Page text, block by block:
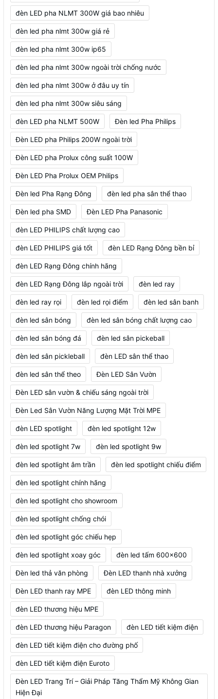
đèn LED pha NLMT 300W giá bao nhiêu
đèn led pha nlmt 300w giá rẻ
đèn led pha nlmt 300w ip65
đèn led pha nlmt 300w ngoài trời chống nước
đèn led pha nlmt 300w ở đâu uy tín
đèn led pha nlmt 300w siêu sáng
đèn LED pha NLMT 500W Đèn led Pha Philips
Đèn LED pha Philips 200W ngoài trời
Đèn LED pha Prolux công suất 100W
Đèn LED Pha Prolux OEM Philips
Đèn led Pha Rạng Đông đèn led pha sân thể thao
Đèn led pha SMD Đèn LED Pha Panasonic
đèn LED PHILIPS chất lượng cao
đèn LED PHILIPS giá tốt đèn LED Rạng Đông bền bỉ
đèn LED Rạng Đông chính hãng
đèn LED Rạng Đông lắp ngoài trời đèn led ray
đèn led ray rọi đèn led rọi điểm đèn led sân banh
đèn led sân bóng đèn led sân bóng chất lượng cao
đèn led sân bóng đá đèn led sân pickeball
đèn led sân pickleball đèn LED sân thể thao
đèn led sân thể theo Đèn LED Sân Vườn
Đèn LED sân vườn & chiếu sáng ngoài trời
Đèn Led Sân Vườn Năng Lượng Mặt Trời MPE
đèn LED spotlight đèn led spotlight 12w
đèn led spotlight 7w đèn led spotlight 9w
đèn led spotlight âm trần đèn led spotlight chiếu điểm
đèn led spotlight chính hãng
đèn led spotlight cho showroom
đèn led spotlight chống chói
đèn led spotlight góc chiếu hẹp
đèn led spotlight xoay góc đèn led tấm 600x600
Đèn led thả văn phòng Đèn LED thanh nhà xưởng
Đèn LED thanh ray MPE đèn LED thông minh
đèn LED thương hiệu MPE
đèn LED thương hiệu Paragon đèn LED tiết kiệm điện
đèn LED tiết kiệm điện cho đường phố
đèn LED tiết kiệm điện Euroto
Đèn LED Trang Trí – Giải Pháp Tăng Thẩm Mỹ Không Gian
Hiện Đại